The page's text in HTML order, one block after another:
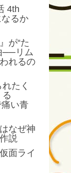
4th
るか
が“た
──リム
れるの
たく
る
い青
なぜ神
説
面ライ